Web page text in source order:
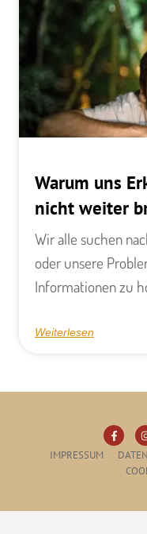
Warum uns
nicht weiter
Wir alle suchen
oder unsere
Informationen zu
Weiterlesen
IMPRESSUM